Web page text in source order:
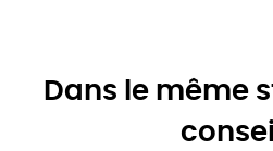
Dans le même